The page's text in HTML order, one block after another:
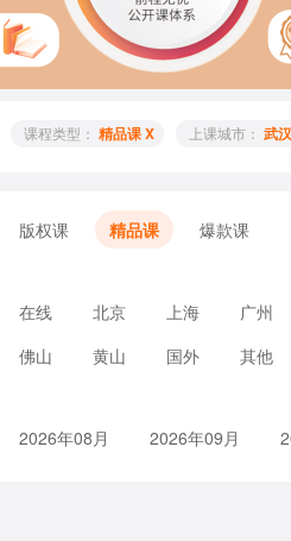
课程类型： 精品课 X 上课城市： 武
版权课 精品课 爆款课
在线 北京 上海
广州
佛山 黄山 国外 其他
2026年08月 2026年09月